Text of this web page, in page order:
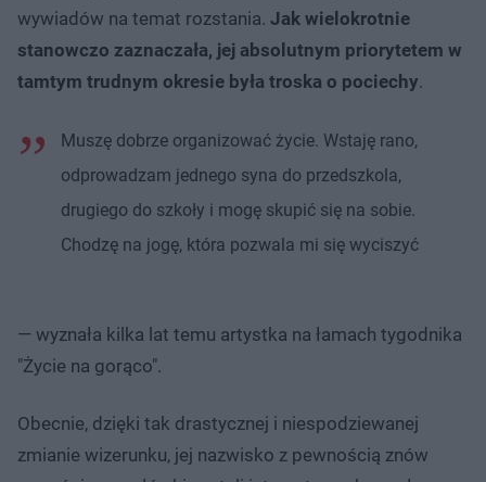
wywiadów na temat rozstania. Jak wielokrotnie
stanowczo zaznaczała, jej absolutnym priorytetem w
tamtym trudnym okresie była troska o pociechy.
Muszę dobrze organizować życie. Wstaję rano,
odprowadzam jednego syna do przedszkola,
drugiego do szkoły i mogę skupić się na sobie.
Chodzę na jogę, która pozwala mi się wyciszyć
— wyznała kilka lat temu artystka na łamach tygodnika
"Życie na gorąco".
Obecnie, dzięki tak drastycznej i niespodziewanej
zmianie wizerunku, jej nazwisko z pewnością znów